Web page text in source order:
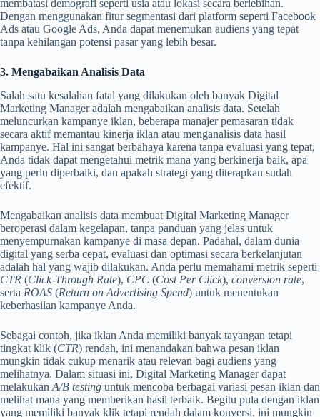
membatasi demografi seperti usia atau lokasi secara berlebihan.
Dengan menggunakan fitur segmentasi dari platform seperti Facebook
Ads atau Google Ads, Anda dapat menemukan audiens yang tepat
tanpa kehilangan potensi pasar yang lebih besar.
3. Mengabaikan Analisis Data
Salah satu kesalahan fatal yang dilakukan oleh banyak Digital
Marketing Manager adalah mengabaikan analisis data. Setelah
meluncurkan kampanye iklan, beberapa manajer pemasaran tidak
secara aktif memantau kinerja iklan atau menganalisis data hasil
kampanye. Hal ini sangat berbahaya karena tanpa evaluasi yang tepat,
Anda tidak dapat mengetahui metrik mana yang berkinerja baik, apa
yang perlu diperbaiki, dan apakah strategi yang diterapkan sudah
efektif.
Mengabaikan analisis data membuat Digital Marketing Manager
beroperasi dalam kegelapan, tanpa panduan yang jelas untuk
menyempurnakan kampanye di masa depan. Padahal, dalam dunia
digital yang serba cepat, evaluasi dan optimasi secara berkelanjutan
adalah hal yang wajib dilakukan. Anda perlu memahami metrik seperti
CTR (Click-Through Rate), CPC (Cost Per Click), conversion rate,
serta ROAS (Return on Advertising Spend) untuk menentukan
keberhasilan kampanye Anda.
Sebagai contoh, jika iklan Anda memiliki banyak tayangan tetapi
tingkat klik (CTR) rendah, ini menandakan bahwa pesan iklan
mungkin tidak cukup menarik atau relevan bagi audiens yang
melihatnya. Dalam situasi ini, Digital Marketing Manager dapat
melakukan A/B testing untuk mencoba berbagai variasi pesan iklan dan
melihat mana yang memberikan hasil terbaik. Begitu pula dengan iklan
yang memiliki banyak klik tetapi rendah dalam konversi, ini mungkin